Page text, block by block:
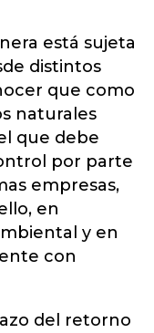
está sujeta
distintos
que como
naturales
que debe
por parte
empresas,
en
y en
con
del retorno